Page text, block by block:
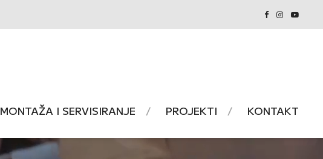
MONTAŽA I SERVISIRANJE PROJEKTI KONTAKT